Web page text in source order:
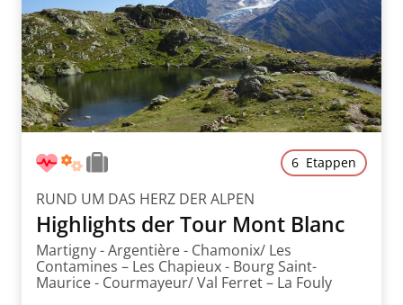
6 Etappen
RUND UM DAS HERZ DER ALPEN
Highlights der Tour Mont Blanc
Martigny - Argentière - Chamonix/ Les
Contamines – Les Chapieux - Bourg Saint-
Maurice - Courmayeur/ Val Ferret – La Fouly